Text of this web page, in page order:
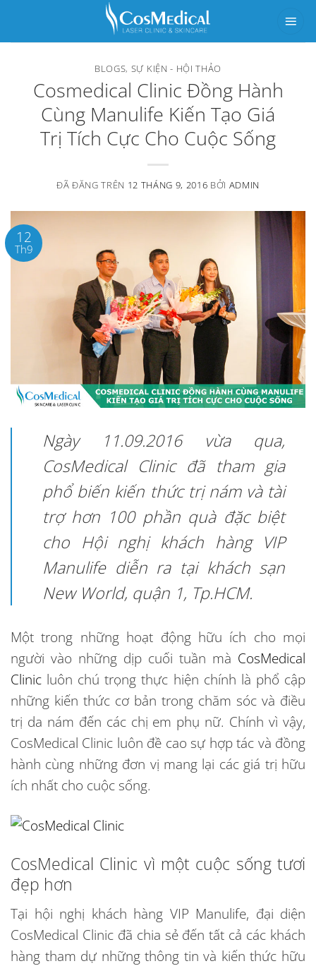
BLOGS, SỰ KIỆN - HỘI THẢO
Cosmedical Clinic Đồng Hành
Cùng Manulife Kiến Tạo Giá
Trị Tích Cực Cho Cuộc Sống
ĐÃ ĐĂNG TRÊN 12 THÁNG 9, 2016 BỞI ADMIN
12
Th9
Ngày 11.09.2016 vừa qua,
CosMedical Clinic đã tham gia
phổ biến kiến thức trị nám và tài
trợ hơn 100 phần quà đặc biệt
cho Hội nghị khách hàng VIP
Manulife diễn ra tại khách sạn
New World, quận 1, Tp.HCM.
Một trong những hoạt động hữu ích cho mọi
người vào những dịp cuối tuần mà CosMedical
Clinic luôn chú trọng thực hiện chính là phổ cập
những kiến thức cơ bản trong chăm sóc và điều
trị da nám đến các chị em phụ nữ. Chính vì vậy,
CosMedical Clinic luôn đề cao sự hợp tác và đồng
hành cùng những đơn vị mang lại các giá trị hữu
ích nhất cho cuộc sống.
CosMedical Clinic vì một cuộc sống tươi
đẹp hơn
Tại hội nghị khách hàng VIP Manulife, đại diện
CosMedical Clinic đã chia sẻ đến tất cả các khách
hàng tham dự những thông tin và kiến thức hữu